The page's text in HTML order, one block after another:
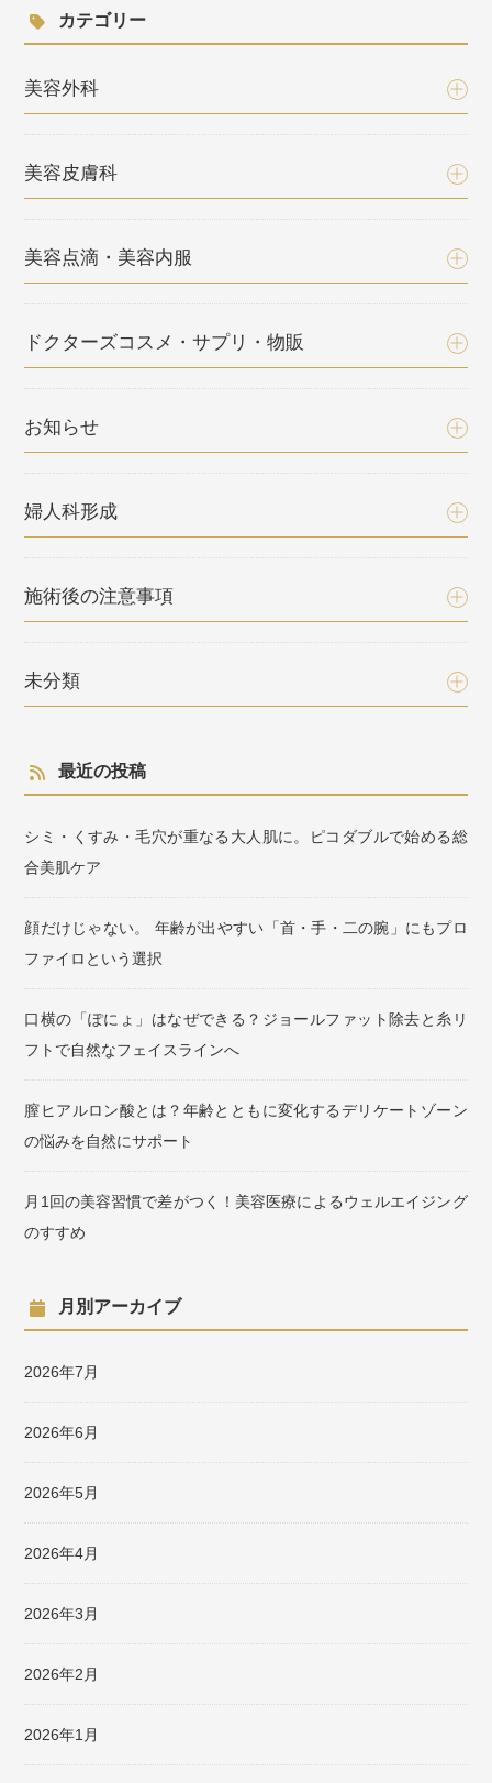
カテゴリー
美容外科
美容皮膚科
美容点滴・美容内服
ドクターズコスメ・サプリ・物販
お知らせ
婦人科形成
施術後の注意事項
未分類
最近の投稿
シミ・くすみ・毛穴が重なる大人肌に。ピコダブルで始める総
合美肌ケア
顔だけじゃない。 年齢が出やすい「首・手・二の腕」にもプロ
ファイロという選択
口横の「ぽにょ」はなぜできる？ジョールファット除去と糸リ
フトで自然なフェイスラインへ
膣ヒアルロン酸とは？年齢とともに変化するデリケートゾーン
の悩みを自然にサポート
月1回の美容習慣で差がつく！美容医療によるウェルエイジング
のすすめ
月別アーカイブ
2026年7月
2026年6月
2026年5月
2026年4月
2026年3月
2026年2月
2026年1月